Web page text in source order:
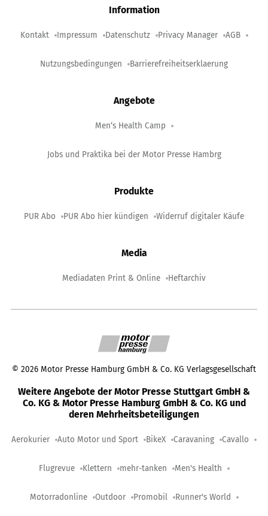
Information
Kontakt Impressum Datenschutz Privacy Manager AGB
Nutzungsbedingungen Barrierefreiheitserklaerung
Angebote
Men‘s Health Camp
Jobs und Praktika bei der Motor Presse Hambrg
Produkte
PUR Abo PUR Abo hier kündigen Widerruf digitaler Käufe
Media
Mediadaten Print & Online Heftarchiv
© 2026 Motor Presse Hamburg GmbH & Co. KG Verlagsgesellschaft
Weitere Angebote der Motor Presse Stuttgart GmbH &
Co. KG & Motor Presse Hamburg GmbH & Co. KG und
deren Mehrheitsbeteiligungen
Aerokurier Auto Motor und Sport BikeX Caravaning Cavallo
Flugrevue Klettern mehr-tanken Men's Health
Motorradonline Outdoor Promobil Runner's World